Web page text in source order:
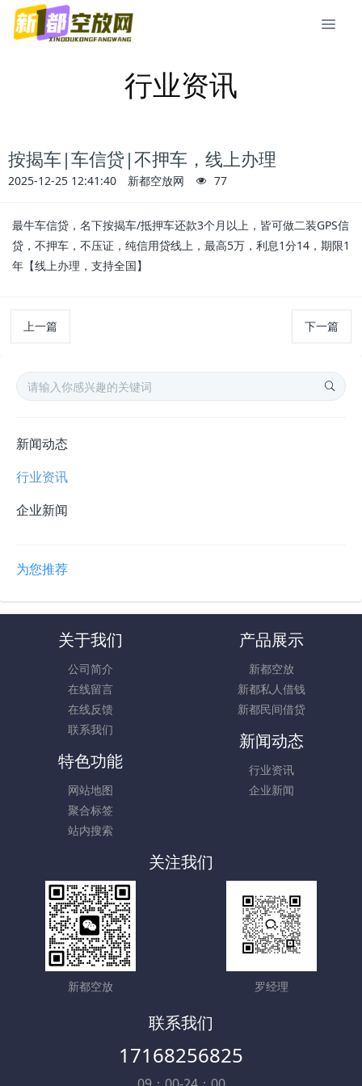
行业资讯
按揭车|车信贷|不押车，线上办理
2025-12-25 12:41:40 新都空放网 77
最牛车信贷，名下按揭车/抵押车还款3个月以上，皆可做二装GPS信
贷，不押车，不压证，纯信用贷线上，最高5万，利息1分14，期限1
年【线上办理，支持全国】
上一篇 下一篇
新闻动态
行业资讯
企业新闻
为您推荐
关于我们
公司简介
在线留言
在线反馈
联系我们
产品展示
新都空放
新都私人借钱
新都民间借贷
新闻动态
行业资讯
企业新闻
特色功能
网站地图
聚合标签
站内搜索
关注我们
新都空放 罗经理
联系我们
17168256825